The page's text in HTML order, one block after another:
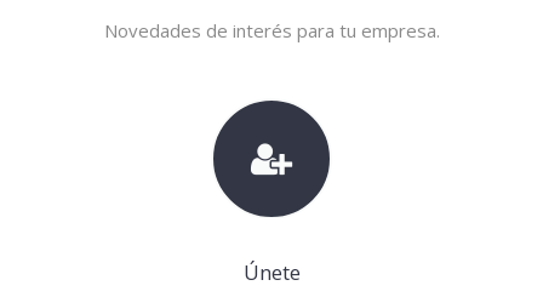
Novedades de interés para tu empresa.
Únete